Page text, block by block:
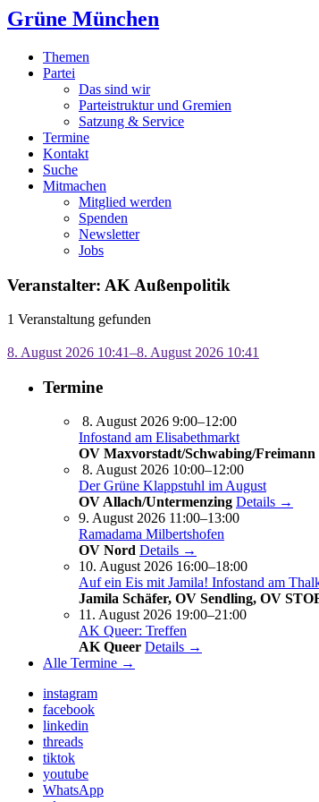
Grüne München
Themen
Partei
Das sind wir
Parteistruktur und Gremien
Satzung & Service
Termine
Kontakt
Suche
Mitmachen
Mitglied werden
Spenden
Newsletter
Jobs
Veranstalter: AK Außenpolitik
1 Veranstaltung gefunden
8. August 2026 10:41–8. August 2026 10:41
Termine
8. August 2026 9:00–12:00
Infostand am Elisabethmarkt
OV Maxvorstadt/Schwabing/Freimann
8. August 2026 10:00–12:00
Der Grüne Klappstuhl im August
OV Allach/Untermenzing Details →
9. August 2026 11:00–13:00
Ramadama Milbertshofen
OV Nord Details →
10. August 2026 16:00–18:00
Auf ein Eis mit Jamila! Infostand am
Jamila Schäfer, OV Sendling, OV
11. August 2026 19:00–21:00
AK Queer: Treffen
AK Queer Details →
Alle Termine →
instagram
facebook
linkedin
threads
tiktok
youtube
WhatsApp